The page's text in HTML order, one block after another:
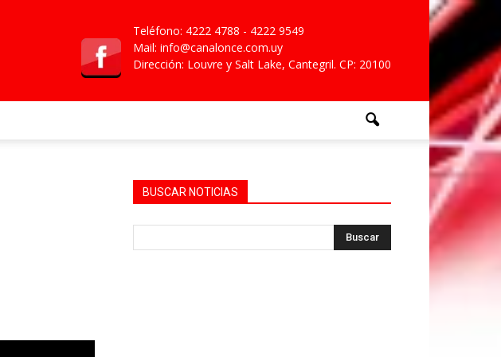
Teléfono: 4222 4788 - 4222 9549
Mail: info@canalonce.com.uy
Dirección: Louvre y Salt Lake, Cantegril. CP: 20100
BUSCAR NOTICIAS